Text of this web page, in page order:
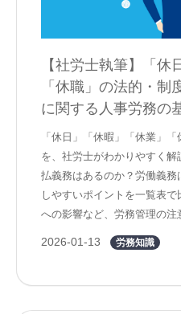
【社労士執筆】「休
「休職」の法的・制
に関する人事労務の
「休日」「休暇」「休業」
を、社労士がわかりやすく
払義務はあるのか？労働義
しやすいポイントを一覧表
への影響など、労務管理の注
2026-01-13 労務知識